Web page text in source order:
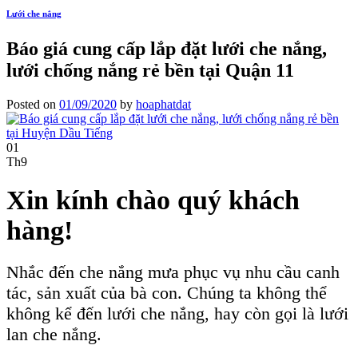
Lưới che nắng
Báo giá cung cấp lắp đặt lưới che nắng,
lưới chống nắng rẻ bền tại Quận 11
Posted on 01/09/2020 by hoaphatdat
01
Th9
Xin kính chào quý khách
hàng!
Nhắc đến che nắng mưa phục vụ nhu cầu canh
tác, sản xuất của bà con. Chúng ta không thể
không kể đến lưới che nắng, hay còn gọi là lưới
lan che nắng.